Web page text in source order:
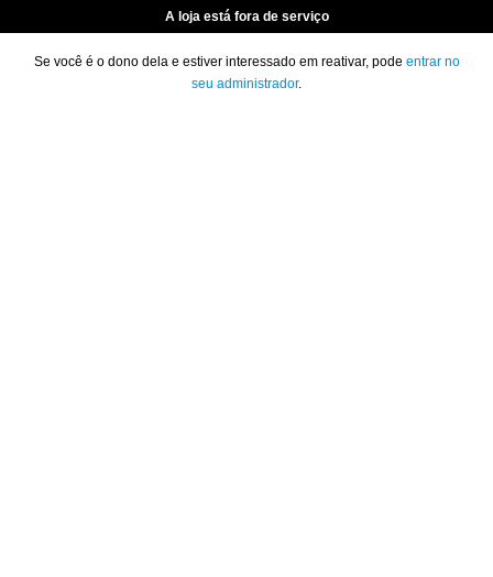
A loja está fora de serviço
Se você é o dono dela e estiver interessado em reativar, pode entrar no
seu administrador.